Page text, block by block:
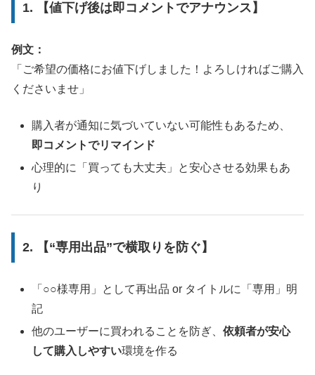
1. 【値下げ後は即コメントでアナウンス】
例文：
「ご希望の価格にお値下げしました！よろしければご購入
くださいませ」
購入者が通知に気づいていない可能性もあるため、
即コメントでリマインド
心理的に「買っても大丈夫」と安心させる効果もあ
り
2. 【“専用出品”で横取りを防ぐ】
「○○様専用」として再出品 or タイトルに「専用」明
記
他のユーザーに買われることを防ぎ、依頼者が安心
して購入しやすい環境を作る